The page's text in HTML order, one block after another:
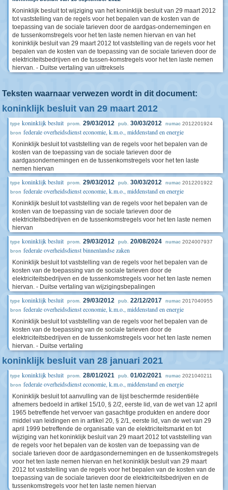
Koninklijk besluit tot wijziging van het koninklijk besluit van 29 maart 2012
tot vaststelling van de regels voor het bepalen van de kosten van de
toepassing van de sociale tarieven door de aardgas-ondernemingen en
de tussenkomstregels voor het ten laste nemen hiervan en van het
koninklijk besluit van 29 maart 2012 tot vaststelling van de regels voor het
bepalen van de kosten van de toepassing van de sociale tarieven door de
elektriciteitsbedrijven en de tussen-komstregels voor het ten laste nemen
hiervan. - Duitse vertaling van uittreksels
Teksten waarnaar verwezen wordt in dit document:
koninklijk besluit van 29 maart 2012
type koninklijk besluit prom. 29/03/2012 pub. 30/03/2012 numac 2012201924
bron federale overheidsdienst economie, k.m.o., middenstand en energie
Koninklijk besluit tot vaststelling van de regels voor het bepalen van de
kosten van de toepassing van de sociale tarieven door de
aardgasondernemingen en de tussenkomstregels voor het ten laste
nemen hiervan
type koninklijk besluit prom. 29/03/2012 pub. 30/03/2012 numac 2012201922
bron federale overheidsdienst economie, k.m.o., middenstand en energie
Koninklijk besluit tot vaststelling van de regels voor het bepalen van de
kosten van de toepassing van de sociale tarieven door de
elektriciteitsbedrijven en de tussenkomstregels voor het ten laste nemen
hiervan
type koninklijk besluit prom. 29/03/2012 pub. 20/08/2024 numac 2024007937
bron federale overheidsdienst binnenlandse zaken
Koninklijk besluit tot vaststelling van de regels voor het bepalen van de
kosten van de toepassing van de sociale tarieven door de
elektriciteitsbedrijven en de tussenkomstregels voor het ten laste nemen
hiervan. - Duitse vertaling van wijzigingsbepalingen
type koninklijk besluit prom. 29/03/2012 pub. 22/12/2017 numac 2017040955
bron federale overheidsdienst economie, k.m.o., middenstand en energie
Koninklijk besluit tot vaststelling van de regels voor het bepalen van de
kosten van de toepassing van de sociale tarieven door de
elektriciteitsbedrijven en de tussenkomstregels voor het ten laste nemen
hiervan. - Duitse vertaling
koninklijk besluit van 28 januari 2021
type koninklijk besluit prom. 28/01/2021 pub. 01/02/2021 numac 2021040211
bron federale overheidsdienst economie, k.m.o., middenstand en energie
Koninklijk besluit tot aanvulling van de lijst beschermde residentiële
afnemers bedoeld in artikel 15/10, § 2/2, eerste lid, van de wet van 12 april
1965 betreffende het vervoer van gasachtige produkten en andere door
middel van leidingen en in artikel 20, § 2/1, eerste lid, van de wet van 29
april 1999 betreffende de organisatie van de elektriciteitsmarkt en tot
wijziging van het koninklijk besluit van 29 maart 2012 tot vaststelling van
de regels voor het bepalen van de kosten van de toepassing van de
sociale tarieven door de aardgasondernemingen en de tussenkomstregels
voor het ten laste nemen hiervan en het koninklijk besluit van 29 maart
2012 tot vaststelling van de regels voor het bepalen van de kosten van de
toepassing van de sociale tarieven door de elektriciteitsbedrijven en de
tussenkomstregels voor het ten laste nemen hiervan